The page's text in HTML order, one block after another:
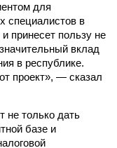
для
специалистов в
принесет пользу не
вклад
в республике.
проект», — сказал
не только дать
базе и